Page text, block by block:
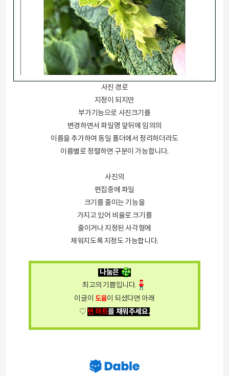
사진 경로
지정이 되지만
부가기능으로 사진크기를
변경하면서 파일명 앞뒤에 임의의
이름을 추가하여 동일 폴더에서 정리하더라도
이름별로 정렬하면 구분이 가능합니다.
사진의
편집중에 파일
크기를 줄이는 기능을
가지고 있어 비율로 크기를
줄이거나 지정된 사각형에
채워지도록 지정도 가능합니다.
나눔은
최고의 기쁨입니다.
이글이 도움이 되셨다면 아래
♡ 빈 하트를 채워주세요.